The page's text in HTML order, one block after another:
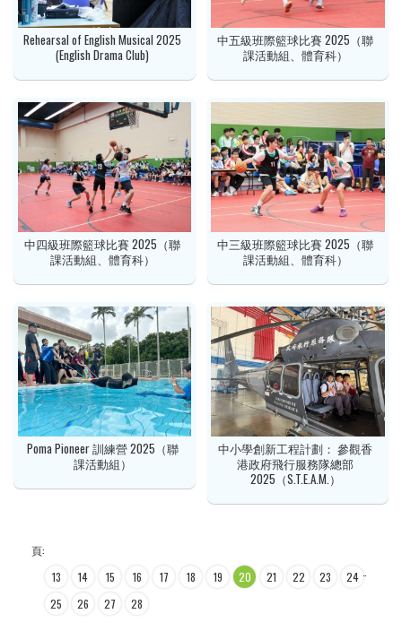
Rehearsal of English Musical 2025
(English Drama Club)
中五級班際籃球比賽 2025（聯
課活動組、體育科）
中四級班際籃球比賽 2025（聯
課活動組、體育科）
中三級班際籃球比賽 2025（聯
課活動組、體育科）
Poma Pioneer 訓練營 2025（聯
課活動組）
中小學創新工程計劃： 參觀香
港政府飛行服務隊總部
2025（S.T.E.A.M.）
頁:
…
13 14 15 16 17 18 19 20 21 22 23
24
25
26 27 28